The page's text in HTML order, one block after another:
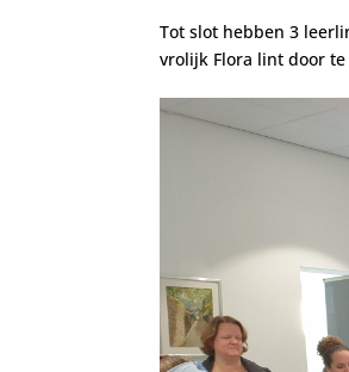
Tot slot hebben3
vrolijk Flora lint door